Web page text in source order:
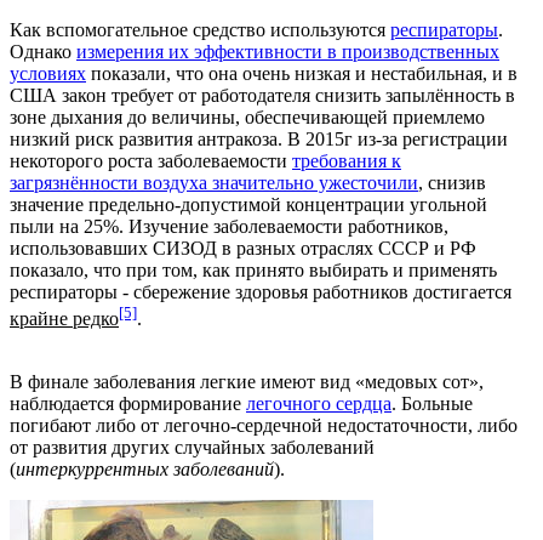
Как вспомогательное средство используются респираторы.
Однако измерения их эффективности в производственных
условиях показали, что она очень низкая и нестабильная, и в
США закон требует от работодателя снизить запылённость в
зоне дыхания до величины, обеспечивающей приемлемо
низкий риск развития антракоза. В 2015г из-за регистрации
некоторого роста заболеваемости требования к
загрязнённости воздуха значительно ужесточили, снизив
значение предельно-допустимой концентрации угольной
пыли на 25%. Изучение заболеваемости работников,
использовавших СИЗОД в разных отраслях СССР и РФ
показало, что при том, как принято выбирать и применять
респираторы - сбережение здоровья работников достигается
крайне редко[5].
В финале заболевания легкие имеют вид «медовых сот»,
наблюдается формирование легочного сердца. Больные
погибают либо от легочно-сердечной недостаточности, либо
от развития других случайных заболеваний
(интеркуррентных заболеваний).